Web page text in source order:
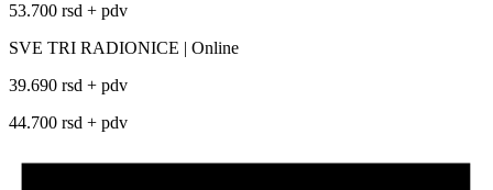
53.700 rsd + pdv
SVE TRI RADIONICE | Online
39.690 rsd + pdv
44.700 rsd + pdv